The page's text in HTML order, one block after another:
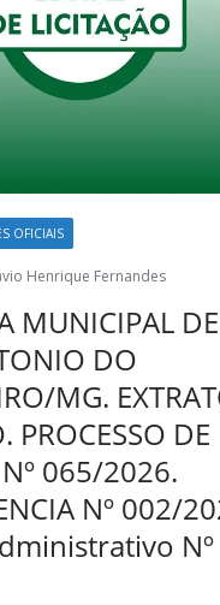
OFICIAIS
Henrique Fernandes
MUNICIPAL DE
DO
MG.
PROCESSO DE
065/2026.
Nº 002/
Nº